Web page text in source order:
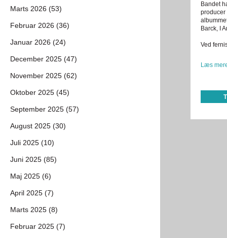
Bandet
producer
Barck, I
Ved
Læs
Marts 2026 (53)
Februar 2026 (36)
Januar 2026 (24)
December 2025 (47)
November 2025 (62)
Oktober 2025 (45)
September 2025 (57)
August 2025 (30)
Juli 2025 (10)
Juni 2025 (85)
Maj 2025 (6)
April 2025 (7)
Marts 2025 (8)
Februar 2025 (7)